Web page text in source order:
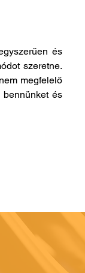
és
szeretne.
megfelelő
és